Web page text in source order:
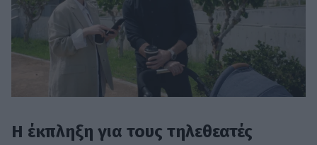
Η έκπληξη για τους τηλεθεατές